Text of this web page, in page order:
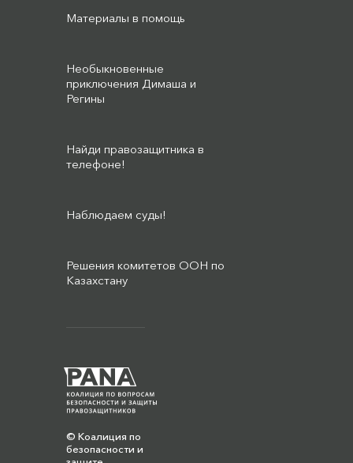
© Коалиция по
безопасности и
Материалы в помощь
Необыкновенные
приключения Димаша и
Регины
Найди правозащитника в
телефоне!
Наблюдаем суды!
Решения комитетов ООН по
Казахстану